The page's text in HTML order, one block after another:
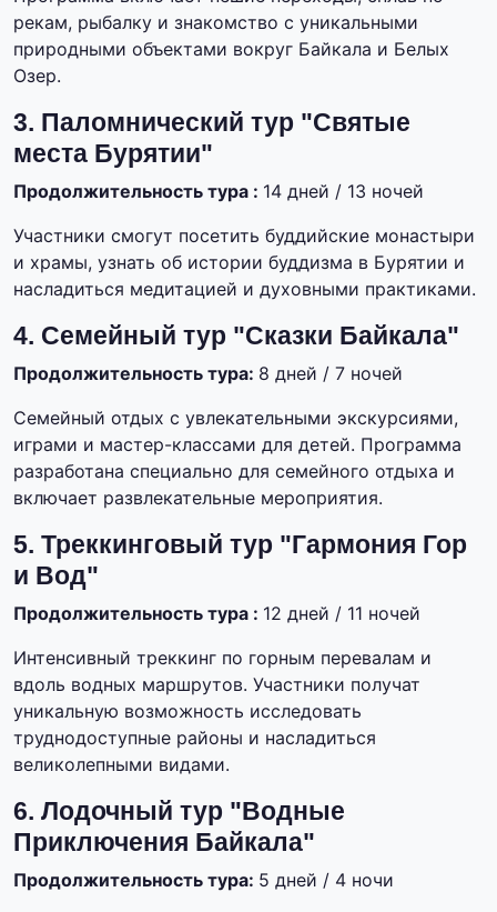
рекам, рыбалку и знакомство с уникальными
природными объектами вокруг Байкала и Белых
Озер.
3. Паломнический тур "Святые
места Бурятии"
Продолжительность тура : 14 дней / 13 ночей
Участники смогут посетить буддийские монастыри
и храмы, узнать об истории буддизма в Бурятии и
насладиться медитацией и духовными практиками.
4. Семейный тур "Сказки Байкала"
Продолжительность тура: 8 дней / 7 ночей
Семейный отдых с увлекательными экскурсиями,
играми и мастер-классами для детей. Программа
разработана специально для семейного отдыха и
включает развлекательные мероприятия.
5. Треккинговый тур "Гармония Гор
и Вод"
Продолжительность тура : 12 дней / 11 ночей
Интенсивный треккинг по горным перевалам и
вдоль водных маршрутов. Участники получат
уникальную возможность исследовать
труднодоступные районы и насладиться
великолепными видами.
6. Лодочный тур "Водные
Приключения Байкала"
Продолжительность тура: 5 дней / 4 ночи